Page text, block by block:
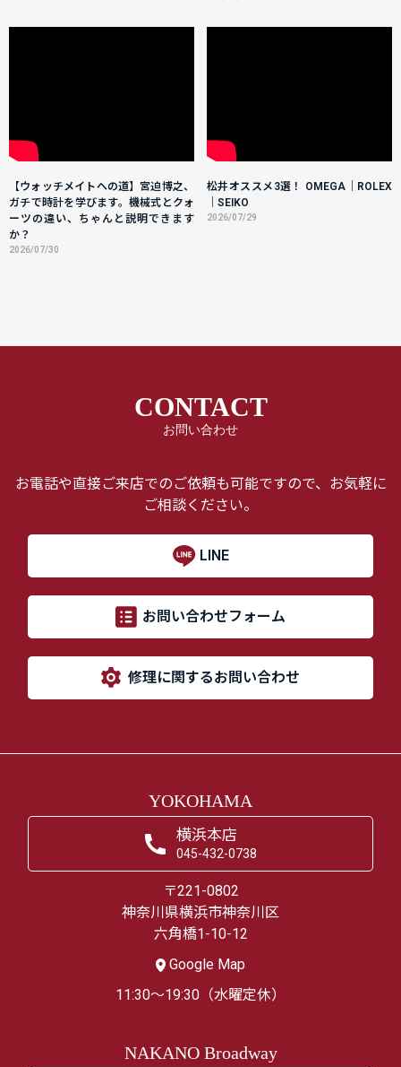
【ウォッチメイトへの道】宮迫博之、
ガチで時計を学びます。機械式とクォ
ーツの違い、ちゃんと説明できます
か？
2026/07/30
松井オススメ3選！ OMEGA｜ROLEX
｜SEIKO
2026/07/29
CONTACT
お問い合わせ
お電話や直接ご来店でのご依頼も可能ですので、お気軽に
ご相談ください。
LINE
お問い合わせフォーム
修理に関するお問い合わせ
YOKOHAMA
横浜本店
045-432-0738
〒221-0802
神奈川県横浜市神奈川区
六角橋1-10-12
Google Map
11:30～19:30（水曜定休）
NAKANO Broadway